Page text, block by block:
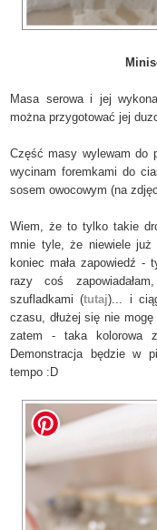
Masa serowa i jej
można przygotować jej
Część masy wylewam do
wycinam foremkami do
sosem owocowym (na
Wiem, że to tylko takie
mnie tyle, że niewiele
koniec mała zapowiedź
razy coś
szufladkami (tutaj)... i
czasu, dłużej się nie
zatem - taka kolorowa
Demonstracja będzie w
tempo :D